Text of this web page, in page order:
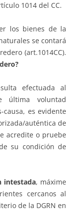
1014 del CC.
los bienes de la
se contará
(art.1014CC).
efectuada al
última voluntad
es evidente
auténtica de
acredite o pruebe
su condición de
intestada, máxime
cercanos al
de la DGRN en